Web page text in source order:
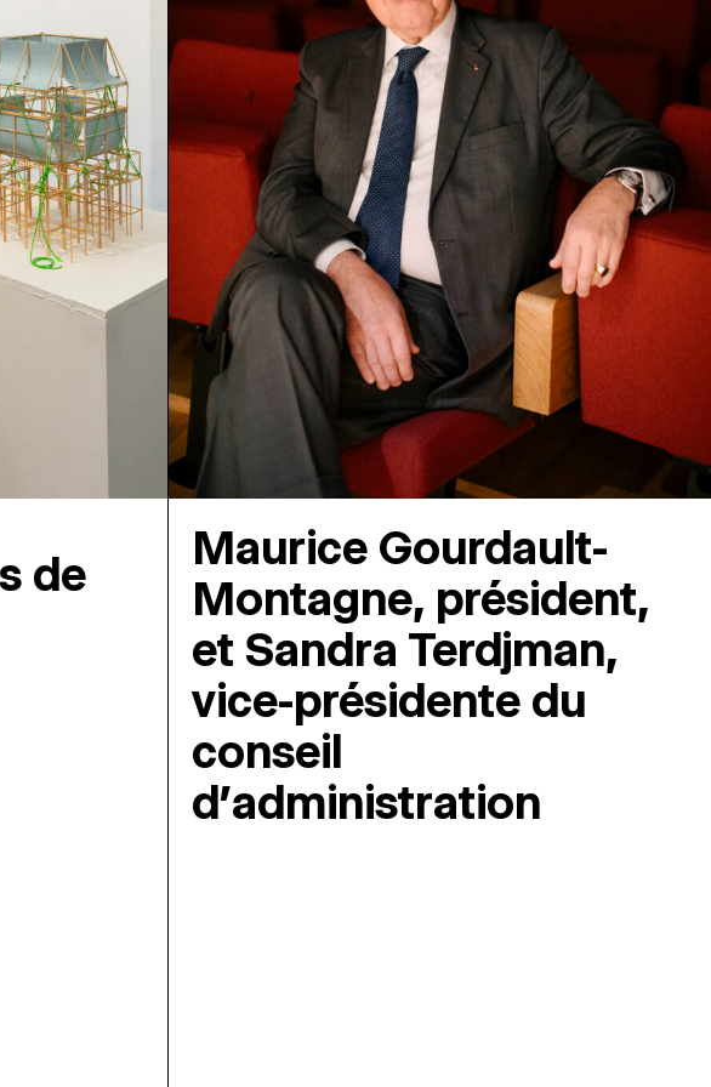
Maurice Gourdault-
Montagne, président,
et Sandra Terdjman,
vice-présidente du
conseil
d’administration